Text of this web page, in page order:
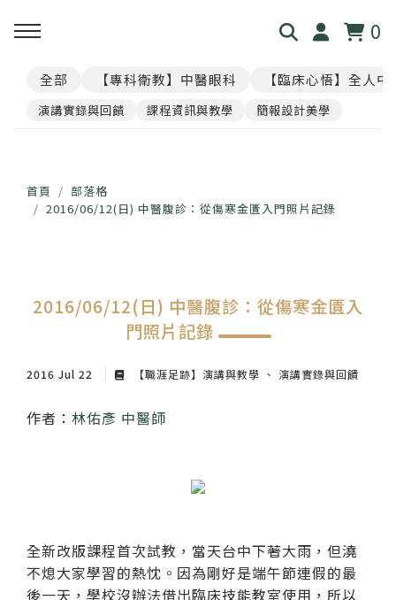
0
回主選單
我是林佑彥
足跡與聲音
回主選單
👁️ 共感・視覺模擬館
📊 天地人．養生儀表板
回主選單
🧘 光流導引．雲端禪房
🎴 指引・身心籤詩
回主選單
看見現象．衛教文章
💊 透視用藥．中西藥典
回主選單
尋找祥峻
全部 【專科衛教】中醫眼科 【臨床心悟】全人中
演講實錄與回饋 課程資訊與教學 簡報設計美學
首頁
部落格
2016/06/12(日) 中醫腹診：從傷寒金匱入門照片記錄
2016/06/12(日) 中醫腹診：從傷寒金匱入
門照片記錄
2016 Jul 22 【職涯足跡】演講與教學 演講實錄與回饋
作者： 林佑彥 中醫師
全新改版課程首次試教，當天台中下著大雨，但澆
不熄大家學習的熱忱。因為剛好是端午節連假的最
後一天，學校沒辦法借出臨床技能教室使用，所以